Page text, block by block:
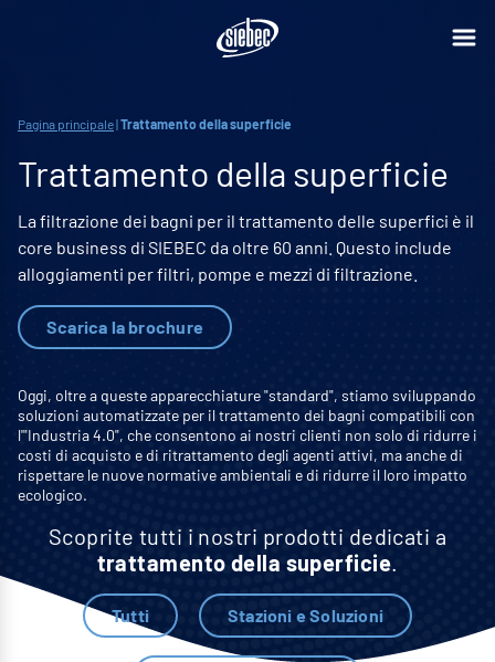
Pagina principale|Trattamento della superficie
Trattamento della superficie
La filtrazione dei bagni per il trattamento delle superfici è il
core business di SIEBEC da oltre 60 anni. Questo include
alloggiamenti per filtri, pompe e mezzi di filtrazione.
Scarica la brochure
Oggi, oltre a queste apparecchiature "standard", stiamo sviluppando
soluzioni automatizzate per il trattamento dei bagni compatibili con
l'"Industria 4.0", che consentono ai nostri clienti non solo di ridurre i
costi di acquisto e di ritrattamento degli agenti attivi, ma anche di
rispettare le nuove normative ambientali e di ridurre il loro impatto
ecologico.
Scoprite tutti i nostri prodotti dedicati a
trattamento della superficie.
Tutti Stazioni e Soluzioni